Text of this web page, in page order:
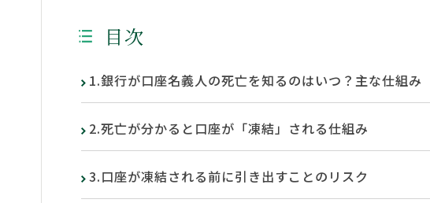
相続
目次
1.銀行が口座名義人の死亡を知るのはいつ？主な仕組み
2.死亡が分かると口座が「凍結」される仕組み
3.口座が凍結される前に引き出すことのリスク